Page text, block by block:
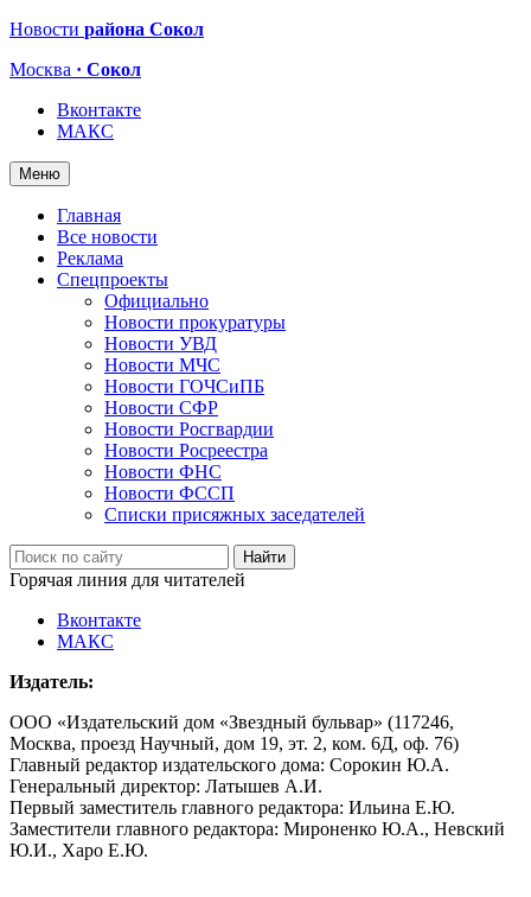
Новости района Сокол
Москва · Сокол
Вконтакте
МАКС
Меню
Главная
Все новости
Реклама
Спецпроекты
Официально
Новости прокуратуры
Новости УВД
Новости МЧС
Новости ГОЧСиПБ
Новости СФР
Новости Росгвардии
Новости Росреестра
Новости ФНС
Новости ФССП
Списки присяжных заседателей
Горячая линия для читателей
Вконтакте
МАКС
Издатель:
ООО «Издательский дом «Звездный бульвар» (117246,
Москва, проезд Научный, дом 19, эт. 2, ком. 6Д, оф. 76)
Главный редактор издательского дома: Сорокин Ю.А.
Генеральный директор: Латышев А.И.
Первый заместитель главного редактора: Ильина Е.Ю.
Заместители главного редактора: Мироненко Ю.А., Невский
Ю.И., Харо Е.Ю.